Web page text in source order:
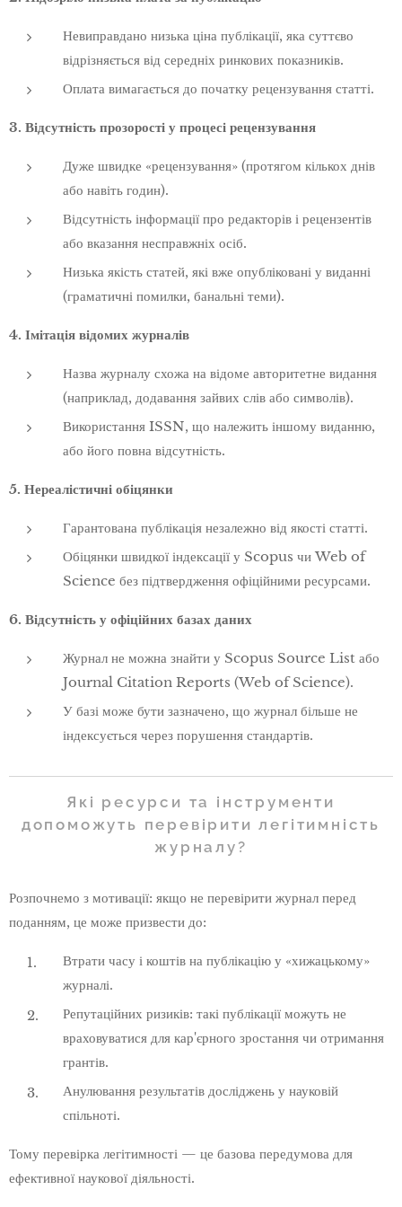
Невиправдано низька ціна публікації, яка суттєво
відрізняється від середніх ринкових показників.
Оплата вимагається до початку рецензування статті.
3. Відсутність прозорості у процесі рецензування
Дуже швидке «рецензування» (протягом кількох днів
або навіть годин).
Відсутність інформації про редакторів і рецензентів
або вказання несправжніх осіб.
Низька якість статей, які вже опубліковані у виданні
(граматичні помилки, банальні теми).
4. Імітація відомих журналів
Назва журналу схожа на відоме авторитетне видання
(наприклад, додавання зайвих слів або символів).
Використання ISSN, що належить іншому виданню,
або його повна відсутність.
5. Нереалістичні обіцянки
Гарантована публікація незалежно від якості статті.
Обіцянки швидкої індексації у Scopus чи Web of
Science без підтвердження офіційними ресурсами.
6. Відсутність у офіційних базах даних
Журнал не можна знайти у Scopus Source List або
Journal Citation Reports (Web of Science).
У базі може бути зазначено, що журнал більше не
індексується через порушення стандартів.
Які ресурси та інструменти
допоможуть перевірити легітимність
журналу?
Розпочнемо з мотивації: якщо не перевірити журнал перед
поданням, це може призвести до:
Втрати часу і коштів на публікацію у «хижацькому»
журналі.
Репутаційних ризиків: такі публікації можуть не
враховуватися для кар'єрного зростання чи отримання
грантів.
Анулювання результатів досліджень у науковій
спільноті.
Тому перевірка легітимності — це базова передумова для
ефективної наукової діяльності.